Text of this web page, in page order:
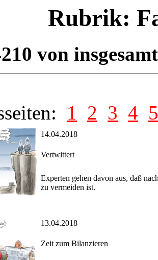
Rubrik:
von
1 2 3 4 5
14.04.2018
Vertwittert
Experten gehen davon aus, daß
zu vermeiden ist.
13.04.2018
Zeit zum Bilanzieren